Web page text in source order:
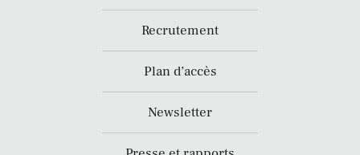
Recrutement
Plan d’accès
Newsletter